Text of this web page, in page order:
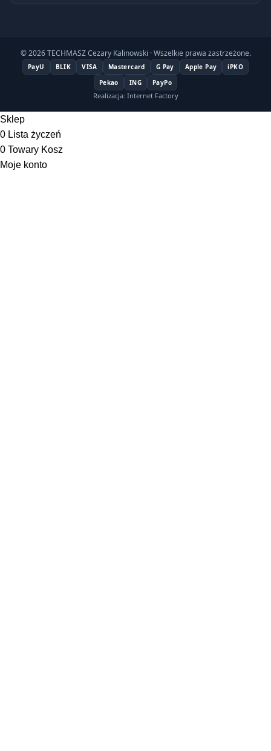
© 2026 TECHMASZ Cezary Kalinowski · Wszelkie prawa zastrzeżone.
PayU BLIK VISA Mastercard G Pay Apple Pay
iPKO
Pekao
ING PayPo
Realizacja: Internet Factory
Sklep
0 Lista życzeń
0 Towary Kosz
Moje konto